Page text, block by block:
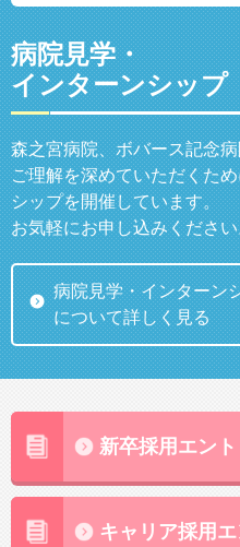
病院見学・
インターンシップ
森之宮病院、ボバース記念
ご理解を深めていただくた
シップを開催しています。
お気軽にお申し込みくださ
病院見学・インターン
について詳しく見る
新卒採用エン
キャリア採用